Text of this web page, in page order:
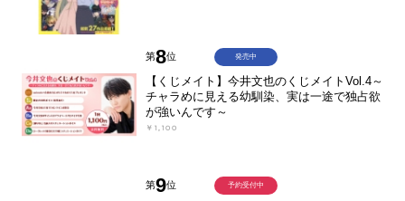
第8位
【くじメイト】今井文也のくじメイトVol.4～
チャラめに見える幼馴染、実は一途で独占欲
が強いんです～
￥1,100
発売中
第9位 予約受付中